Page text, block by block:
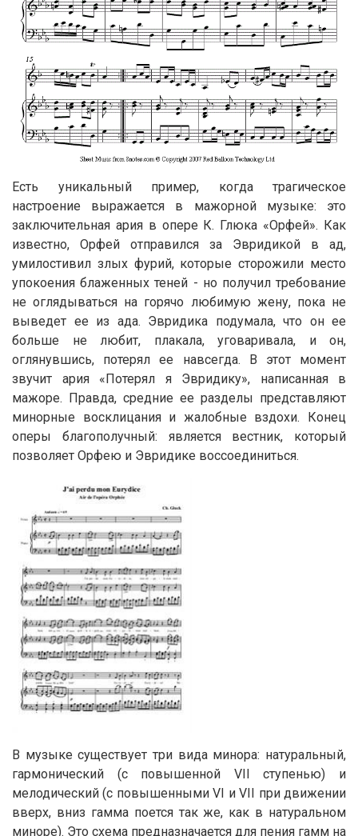
Есть уникальный пример, когда трагическое
настроение выражается в мажорной музыке: это
заключительная ария в опере К. Глюка «Орфей». Как
известно, Орфей отправился за Эвридикой в ад,
умилостивил злых фурий, которые сторожили место
упокоения блаженных теней - но получил требование
не оглядываться на горячо любимую жену, пока не
выведет ее из ада. Эвридика подумала, что он ее
больше не любит, плакала, уговаривала, и он,
оглянувшись, потерял ее навсегда. В этот момент
звучит ария «Потерял я Эвридику», написанная в
мажоре. Правда, средние ее разделы представляют
минорные восклицания и жалобные вздохи. Конец
оперы благополучный: является вестник, который
позволяет Орфею и Эвридике воссоединиться.
В музыке существует три вида минора: натуральный,
гармонический (с повышенной VII ступенью) и
мелодический (с повышенными VI и VII при движении
вверх, вниз гамма поется так же, как в натуральном
миноре). Это схема предназначается для пения гамм на